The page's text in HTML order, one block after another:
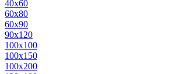
40x60
60x80
60x90
90x120
100x100
100x150
100x200